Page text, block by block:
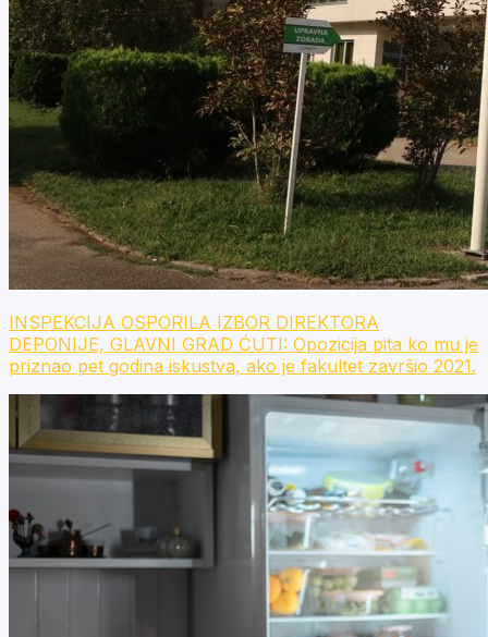
INSPEKCIJA OSPORILA IZBOR DIREKTORA
DEPONIJE, GLAVNI GRAD ĆUTI: Opozicija pita ko mu je
priznao pet godina iskustva, ako je fakultet završio 2021.